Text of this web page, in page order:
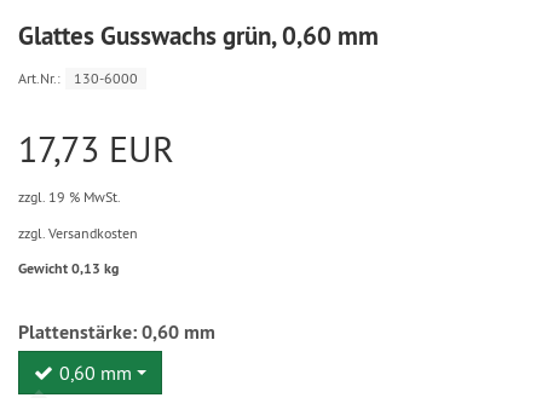
Glattes Gusswachs grün, 0,60 mm
Art.Nr.: 130-6000
17,73 EUR
zzgl. 19 % MwSt.
zzgl. Versandkosten
Gewicht 0,13 kg
Plattenstärke:0,60 mm
0,60 mm